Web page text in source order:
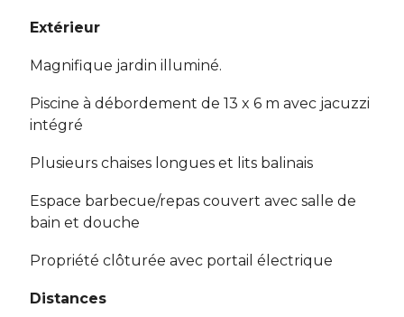
Extérieur
Magnifique jardin illuminé.
Piscine à débordement de 13 x 6 m avec jacuzzi
intégré
Plusieurs chaises longues et lits balinais
Espace barbecue/repas couvert avec salle de
bain et douche
Propriété clôturée avec portail électrique
Distances